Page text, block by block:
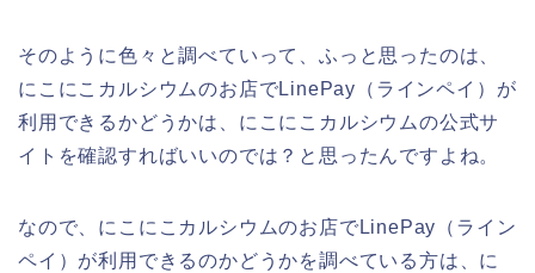
そのように色々と調べていって、ふっと思ったのは、
にこにこカルシウムのお店でLinePay（ラインペイ）が
利用できるかどうかは、にこにこカルシウムの公式サ
イトを確認すればいいのでは？と思ったんですよね。
なので、にこにこカルシウムのお店でLinePay（ライン
ペイ）が利用できるのかどうかを調べている方は、に